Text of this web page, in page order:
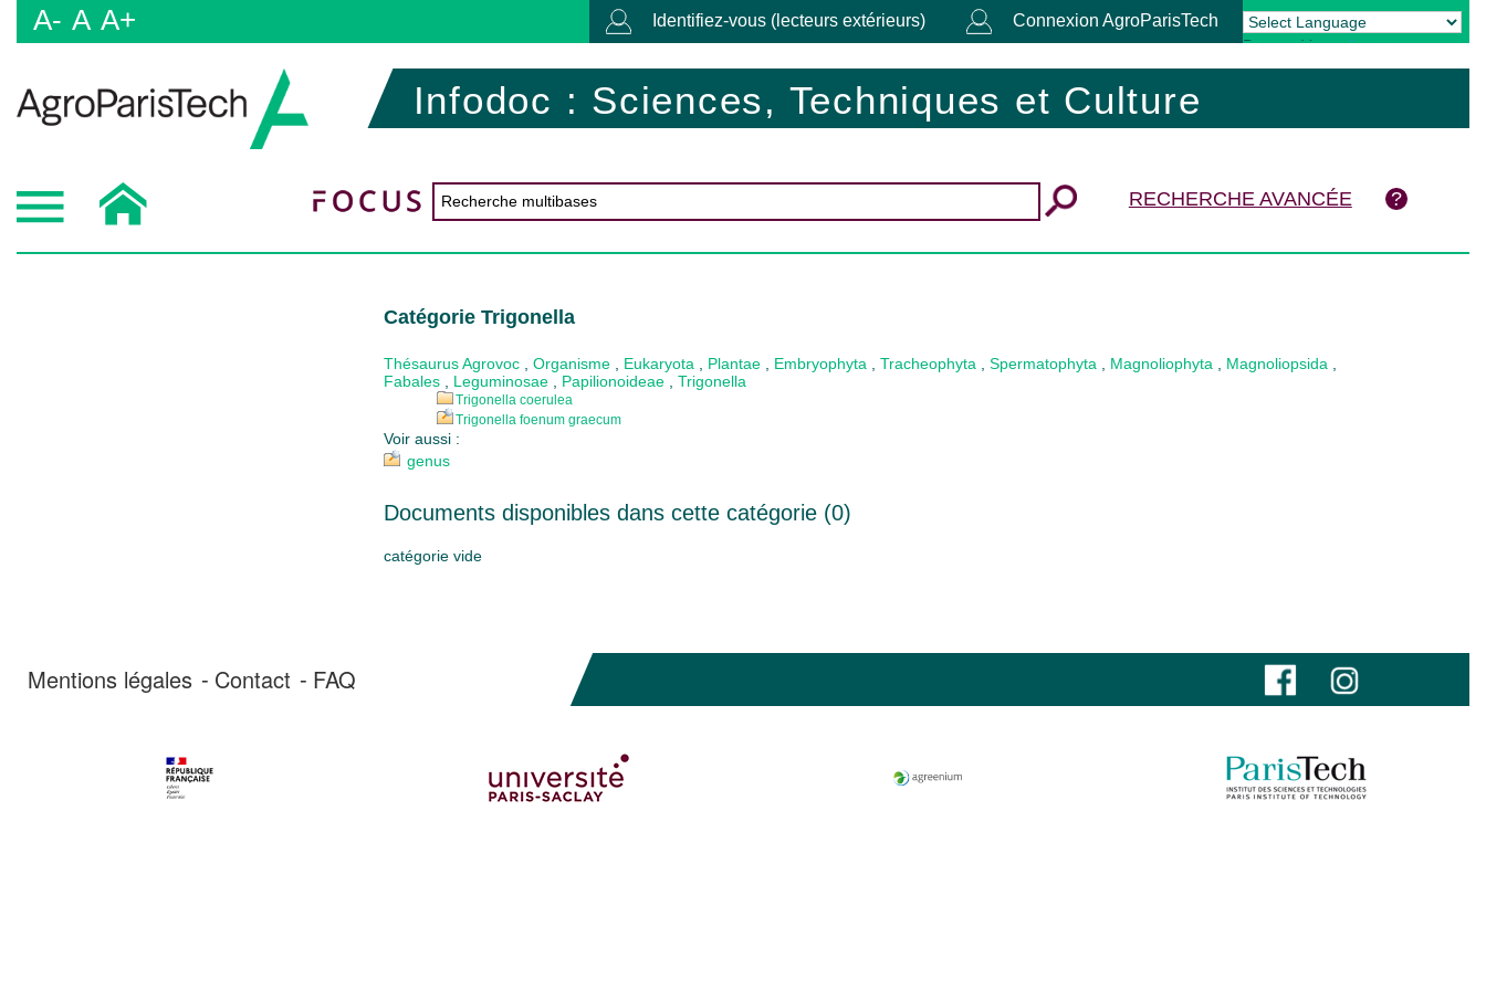
A- A A+ Identifiez-vous (lecteurs extérieurs) Connexion AgroParisTech
Powered by Translate
Infodoc : Sciences, Techniques et Culture
RECHERCHE AVANCÉE
Catégorie Trigonella
Thésaurus Agrovoc Organisme Eukaryota Plantae Embryophyta Tracheophyta Spermatophyta Magnoliophyta Magnoliopsida
Fabales
Leguminosae Papilionoideae Trigonella
Trigonella coerulea
Trigonella foenum graecum
Voir aussi :
genus
Documents disponibles dans cette catégorie (0)
catégorie vide
Mentions légales Contact FAQ